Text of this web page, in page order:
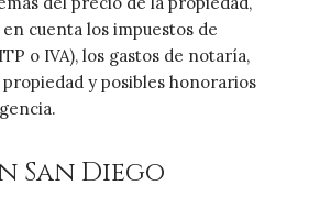
cuenta los impuestos de
o IVA), los gastos de notaría,
y posibles honorarios
San Diego